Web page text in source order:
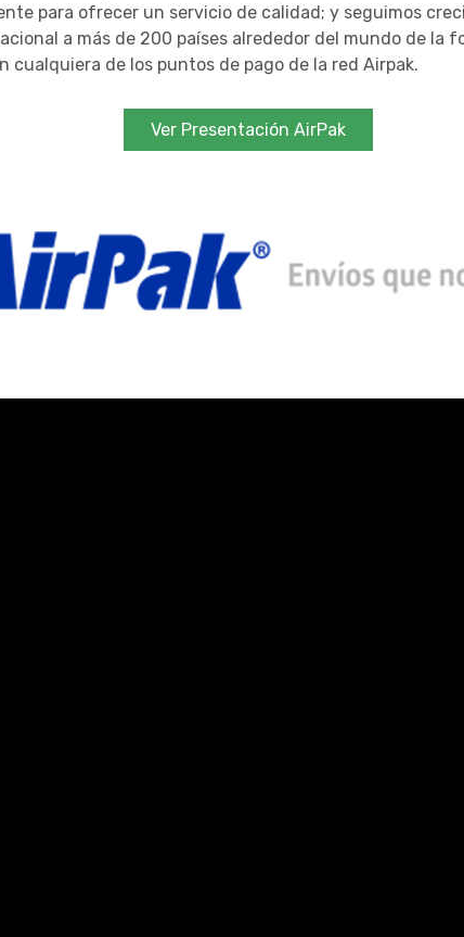
para ofrecer un servicio de calidad; y seguimos
a más de 200 países alrededor del mundo de la
de los puntos de pago de la red Airpak.
Ver Presentación AirPak